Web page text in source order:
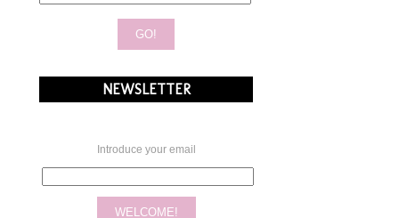
NEWSLETTER
Introduce your email